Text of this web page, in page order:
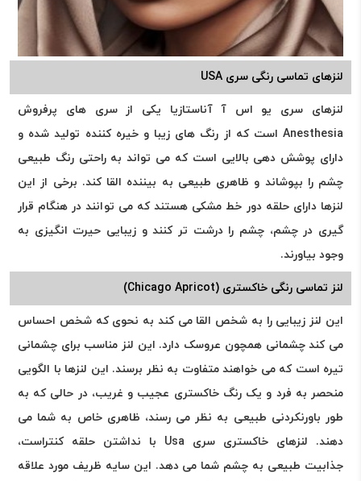
لنزهای تماسی رنگی سری USA
لنزهای سری یو اس آ آناستازیا یکی از سری های پرفروش
Anesthesia است که از رنگ های زیبا و خیره کننده تولید شده و
دارای پوشش دهی بالایی است که می تواند به راحتی رنگ طبیعی
چشم را بپوشاند و ظاهری طبیعی به بیننده القا کند. برخی از این
لنزها دارای حلقه دور خط مشکی هستند که می توانند در هنگام قرار
گیری در چشم، چشم را درشت تر کنند و زیبایی حیرت انگیزی به
وجود بیاورند.
لنز تماسی رنگی خاکستری (Chicago Apricot)
این لنز زیبایی را به شخص القا می کند به نحوی که شخص احساس
می کند چشمانی همچون عروسک دارد. این لنز مناسب برای چشمانی
تیره است که می خواهند متفاوت به نظر برسند. این لنزها با الگویی
منحصر به فرد و یک رنگ خاکستری عجیب و غریب، در حالی که به
طور باورنکردنی طبیعی به نظر می رسند، ظاهری خاص به شما می
دهند. لنزهای خاکستری سری Usa با نداشتن حلقه کنتراست،
جذابیت طبیعی به چشم شما می دهد. این سایه ظریف مورد علاقه